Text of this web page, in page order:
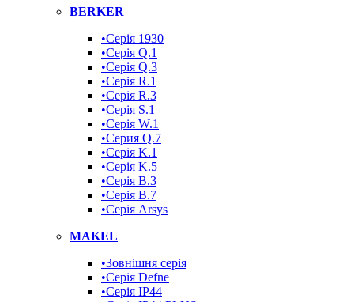
BERKER
•Серія 1930
•Серія Q.1
•Серія Q.3
•Серія R.1
•Серія R.3
•Серія S.1
•Серія W.1
•Серия Q.7
•Серія K.1
•Серія K.5
•Серія B.3
•Серія B.7
•Серія Arsys
MAKEL
•Зовнішня серія
•Серія Defne
•Серія IP44